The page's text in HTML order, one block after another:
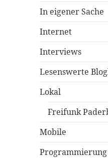
In eigener Sache
Internet
Interviews
Lesenswerte
Lokal
Freifunk
Mobile
Programmierung